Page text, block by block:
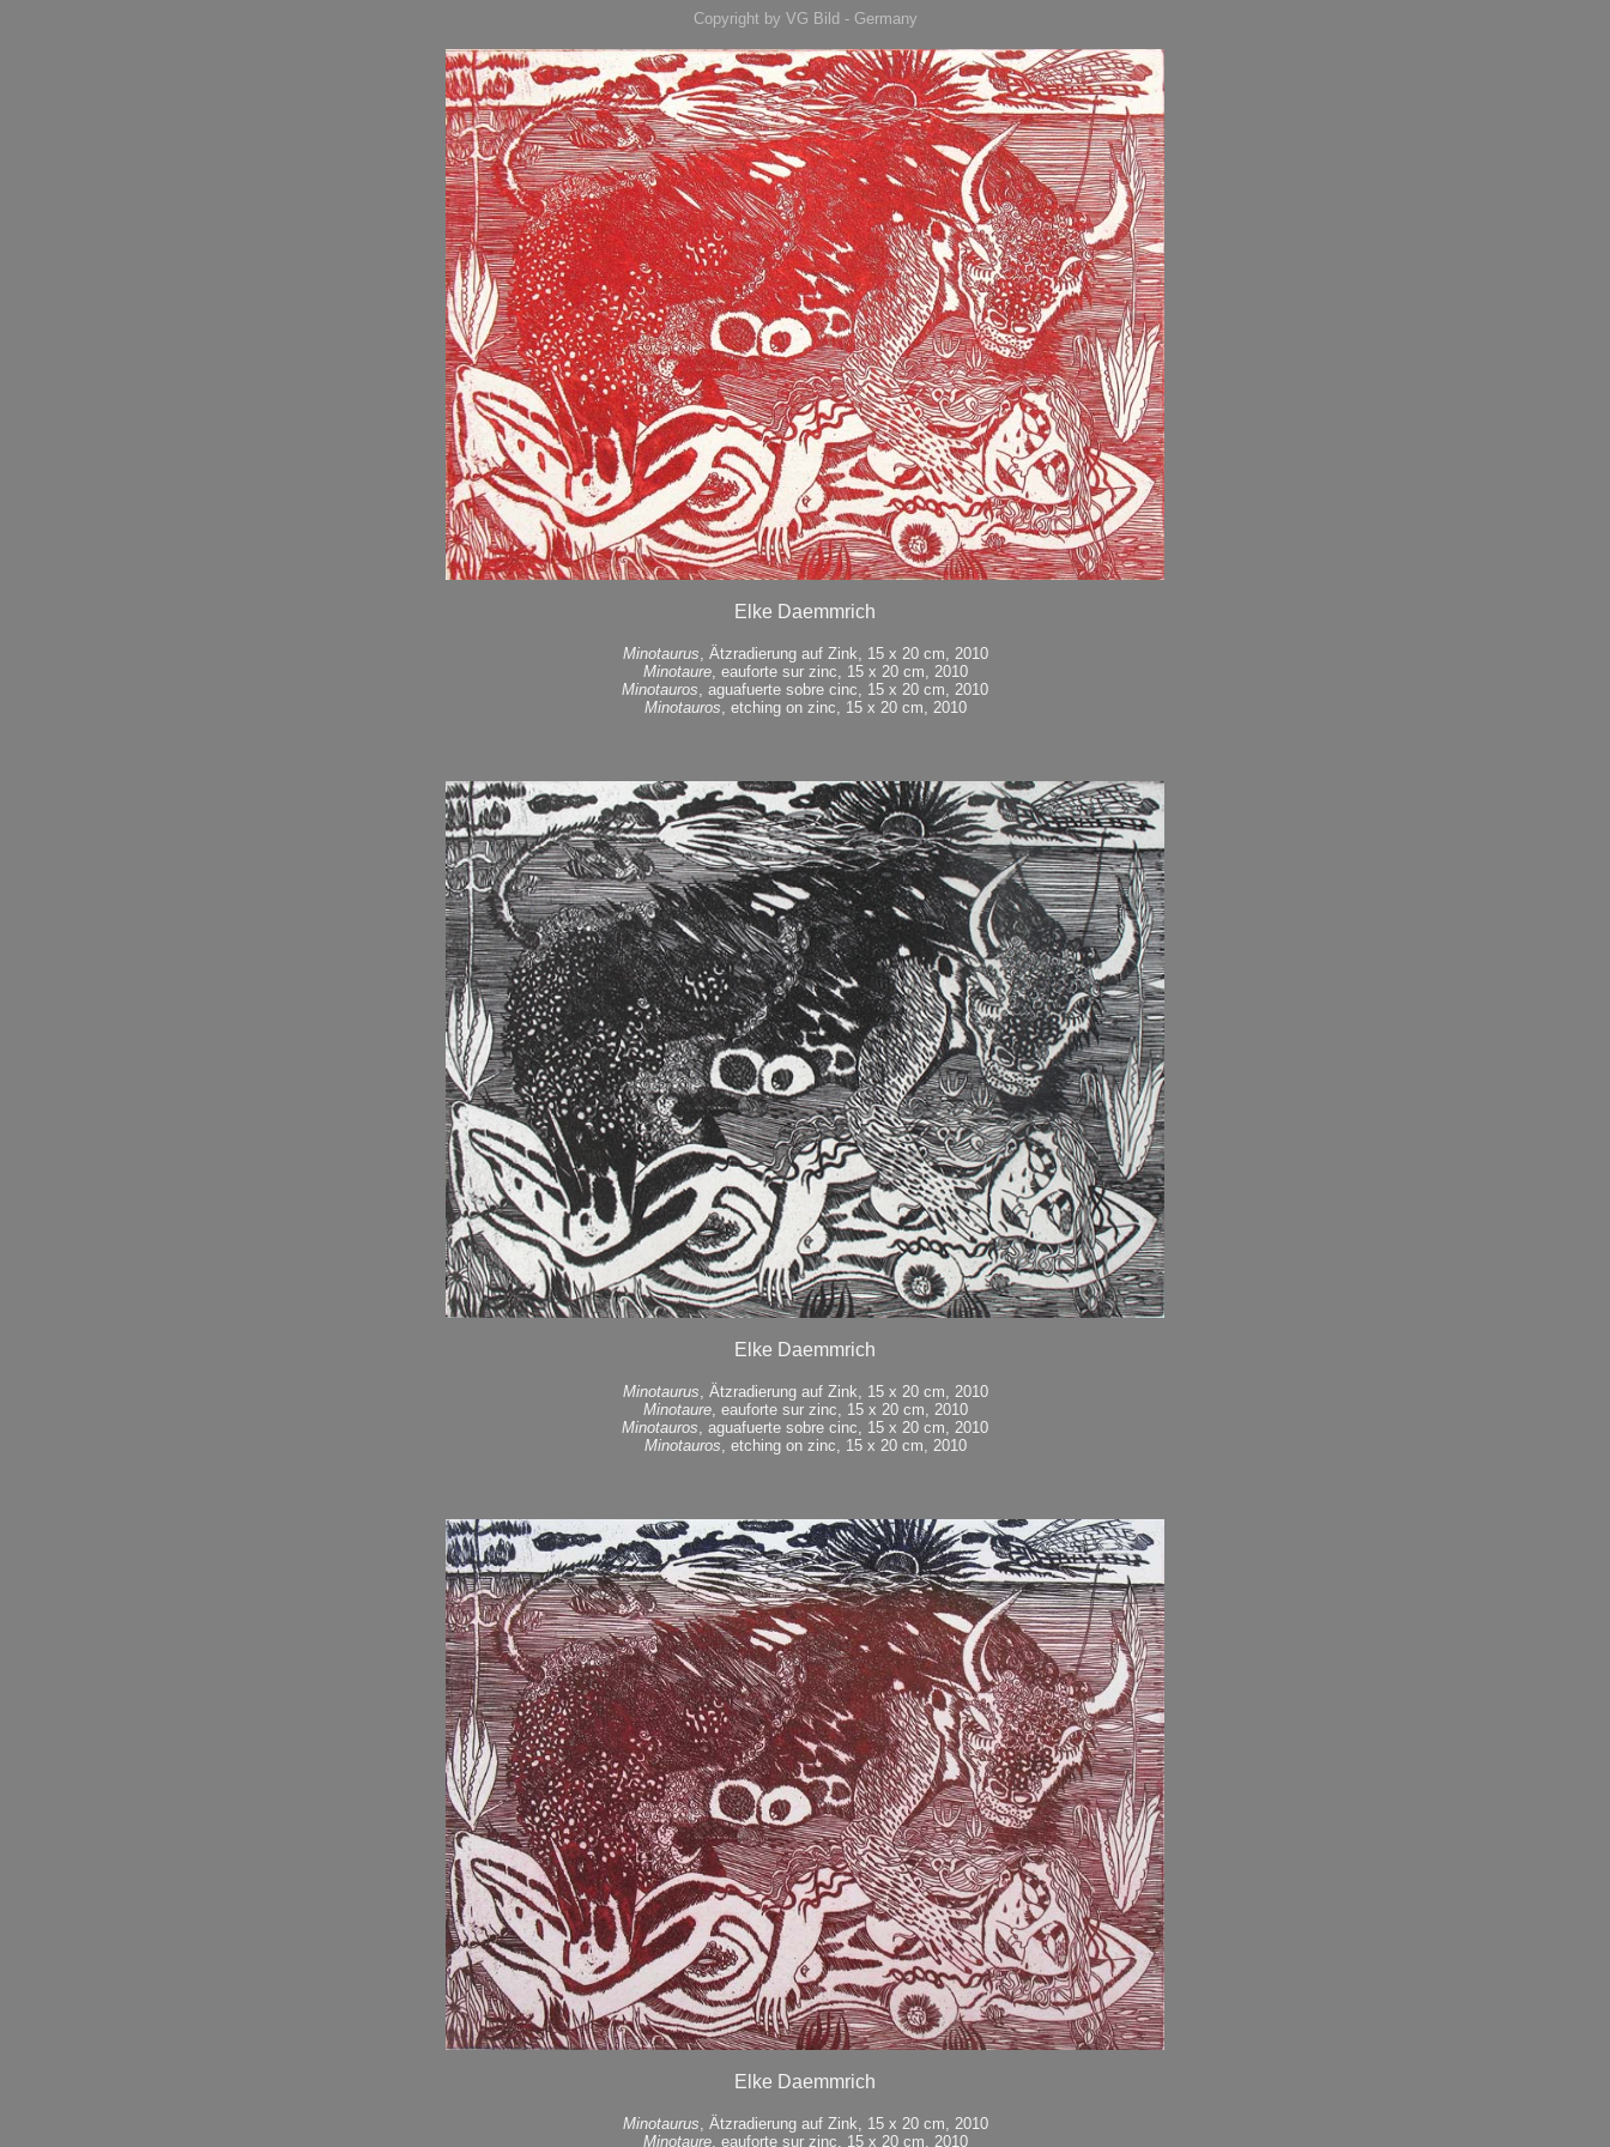
Copyright by VG Bild - Germany
Elke Daemmrich
Minotaurus, Ätzradierung auf Zink, 15 x 20 cm, 2010
Minotaure, eauforte sur zinc, 15 x 20 cm, 2010
Minotauros, aguafuerte sobre cinc, 15 x 20 cm, 2010
Minotauros, etching on zinc, 15 x 20 cm, 2010
Elke Daemmrich
Minotaurus, Ätzradierung auf Zink, 15 x 20 cm, 2010
Minotaure, eauforte sur zinc, 15 x 20 cm, 2010
Minotauros, aguafuerte sobre cinc, 15 x 20 cm, 2010
Minotauros, etching on zinc, 15 x 20 cm, 2010
Elke Daemmrich
Minotaurus, Ätzradierung auf Zink, 15 x 20 cm, 2010
Minotaure, eauforte sur zinc, 15 x 20 cm, 2010